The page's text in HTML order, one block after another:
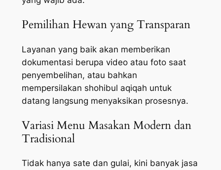
Pemilihan Hewan yang Transparan
Layanan yang baik akan memberikan
dokumentasi berupa video atau foto saat
penyembelihan, atau bahkan
mempersilakan shohibul aqiqah untuk
datang langsung menyaksikan prosesnya.
Variasi Menu Masakan Modern dan
Tradisional
Tidak hanya sate dan gulai, kini banyak jasa